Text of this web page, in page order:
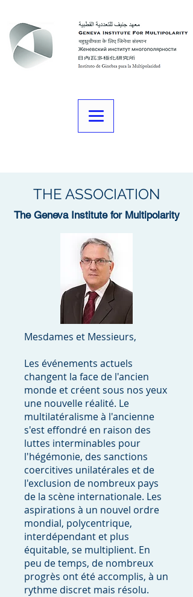
THE ASSOCIATION
The Geneva Institute for Multipolarity
Mesdames et Messieurs,
Les événements actuels
changent la face de l'ancien
monde et créent sous nos yeux
une nouvelle réalité. Le
multilatéralisme à l'ancienne
s'est effondré en raison des
luttes interminables pour
l'hégémonie, des sanctions
coercitives unilatérales et de
l'exclusion de nombreux pays
de la scène internationale. Les
aspirations à un nouvel ordre
mondial, polycentrique,
interdépendant et plus
équitable, se multiplient. En
peu de temps, de nombreux
progrès ont été accomplis, à un
rythme discret mais résolu.